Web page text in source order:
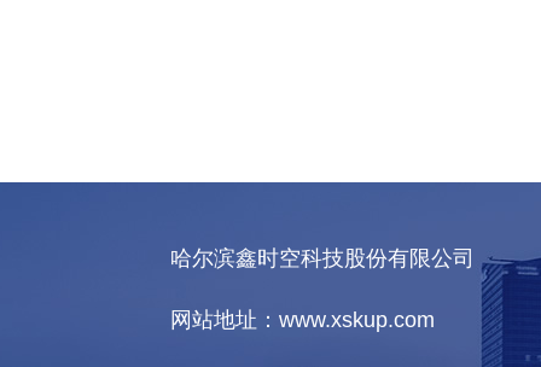
哈尔滨鑫时空科技股份有限公司
网站地址：www.xskup.com